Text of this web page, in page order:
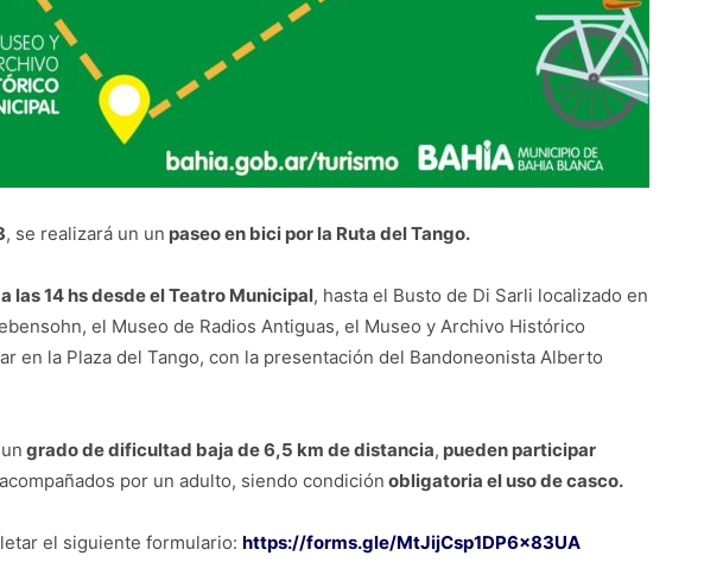
, se realizará un un paseo en bici por la Ruta del Tango.
a las 14 hs desde el Teatro Municipal, hasta el Busto de Di Sarli localizado en
el Museo de Radios Antiguas, el Museo y Archivo Histórico
en la Plaza del Tango, con la presentación del Bandoneonista Alberto
grado de dificultad baja de 6,5 km de distancia, pueden participar
acompañados por un adulto, siendo condición obligatoria el uso de casco.
el siguiente formulario: https://forms.gle/MtJijCsp1DP6x83UA